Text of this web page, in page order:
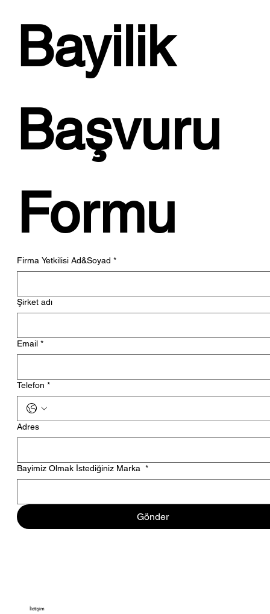
İSTİKBAL'DEN EVLENENLERE BÜYÜK
Bayilik
Başvuru
Formu
Firma Yetkilisi Ad&Soyad *
Şirket adı
Email *
Telefon *
Adres
Bayimiz Olmak İstediğiniz Marka *
Gönder
İletişim